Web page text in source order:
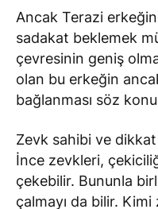
Ancak Terazi
sadakat beklemek
çevresinin geniş
olan bu erkeğin
bağlanması söz
Zevk sahibi ve
İnce zevkleri,
çekebilir. Bununla
çalmayı da bilir.